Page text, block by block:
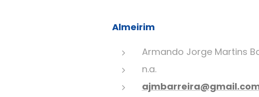
Almeirim
Armando Jorge Martins
n.a.